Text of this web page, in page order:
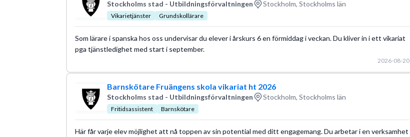
Stockholms stad - Utbildningsförvaltningen Stockholm, Stockholms län
Vikarietjänster Grundskollärare
Som lärare i spanska hos oss undervisar du elever i årskurs 6 en förmiddag i veckan. Du kliver in i ett vikariat
pga tjänstledighet med start i september.
2026-08-20
Barnskötare Fruängens skola vikariat ht 2026
Stockholms stad - Utbildningsförvaltningen Stockholm, Stockholms län
Fritidsassistent Barnskötare
Här får varje elev möjlighet att nå toppen av sin potential med ditt engagemang. Du arbetar i en verksamhet